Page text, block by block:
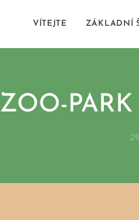
VÍTEJTE ZÁKLADNÍ
ZOO-